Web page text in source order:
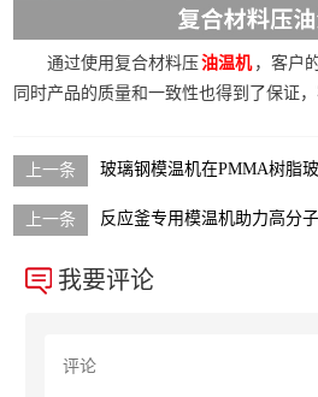
通过使用复合材料压油温机 ，客户
同时产品的质量和一致性也得到了保证，
玻璃钢模温机在PMMA树脂
反应釜专用模温机助力高分
我要评论